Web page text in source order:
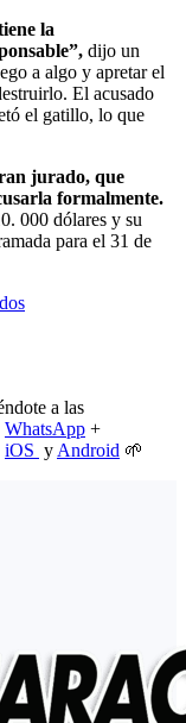
la
dijo un
a algo y apretar el
El acusado
el gatillo, lo que
jurado, que
formalmente.
000 dólares y su
para el 31 de
a las
WhatsApp +
iOS y Android 🌱